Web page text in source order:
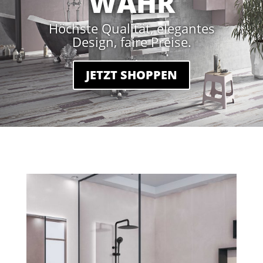
Höchste Qualität, elegantes
Design, faire Preise.
JETZT SHOPPEN